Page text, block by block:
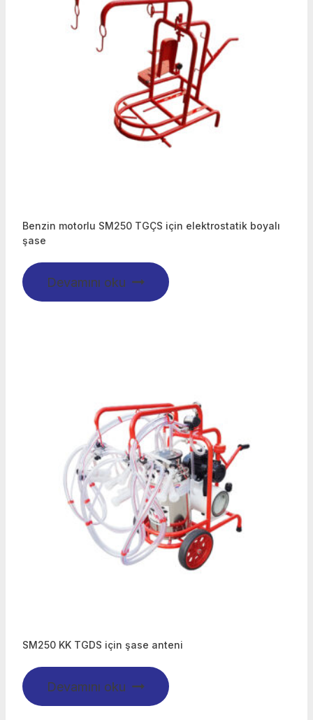
Benzin motorlu SM250 TGÇS için elektrostatik boyalı
şase
Devamını oku
SM250 KK TGDS için şase anteni
Devamını oku